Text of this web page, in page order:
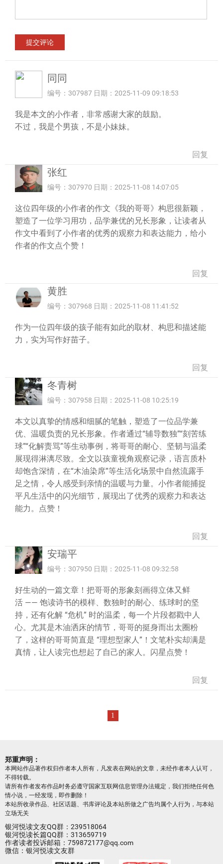
同同
编号：307987 日期：2025-11-09 09:18:53
我是本文的小作者，非常感谢大家的鼓励。
不过，我是个男孩，不是小妹妹。
回复
张红
编号：307970 日期：2025-11-08 14:07:05
这位四年级的小作者的作文《我的哥哥》构思很新颖，
塑造了一位学习用功，品学兼优的兄长形象，让读者从
作文中看到了小作者的优秀的观察力和表达能力，给小
作者的作文点个赞！
回复
黄胜
编号：307968 日期：2025-11-08 11:41:52
作为一位四年级的孩子能有如此的取材、构思和描述能
力，实为写作好苗子。
回复
冬青树
编号：307958 日期：2025-11-08 10:25:19
本文以真挚的情感和细腻的笔触，塑造了一位品学兼
优、温暖负责的兄长形象。作者通过“辅导数独”“刻苦练
球”“化解责骂”等生动事例，将哥哥的耐心、坚韧与温柔
展现得淋漓尽致。全文以孩童视角观察记录，语言质朴
却饱含深情，在“木油染席”等生活化场景中自然流露手
足之情，令人感受到亲情的温暖与力量。小作者能捕捉
平凡生活中的闪光细节，展现出了优秀的观察力和表达
能力。点赞！
回复
安瑞平
编号：307950 日期：2025-11-08 09:32:58
好生动的一篇文章！把哥哥的形象刻画得立体又鲜
活 —— 饱读诗书的模样、数独时的耐心、练球时的坚
持，还有化解 “危机” 时的温柔，每一个片段都戳中人
心。尤其是木油洒床的情节，哥哥的挺身而出太圈粉
了，这样的哥哥简直是 “理想型家人”！文笔朴实却满是
真情，让人读完也想起了自己的家人。闪星点赞！
回复
1
郑重声明：
本网站作品著作权归作者本人所有，凡发表在网站的文章，未经作者本人认可，
不得转载。
请所有作者发布作品时务必遵守国家互联网信息管理办法规定，我们拒绝任何色
情小说，一经发现，即作删除！
本站所收录作品、社区话题、书库评论及本站所做之广告均属个人行为，与本站
立场无关
银河悦读文友QQ群：239518064
银河悦读长篇QQ群：313659719
作者读者投诉邮箱：759872177@qq.com
微信：银河悦读文友群